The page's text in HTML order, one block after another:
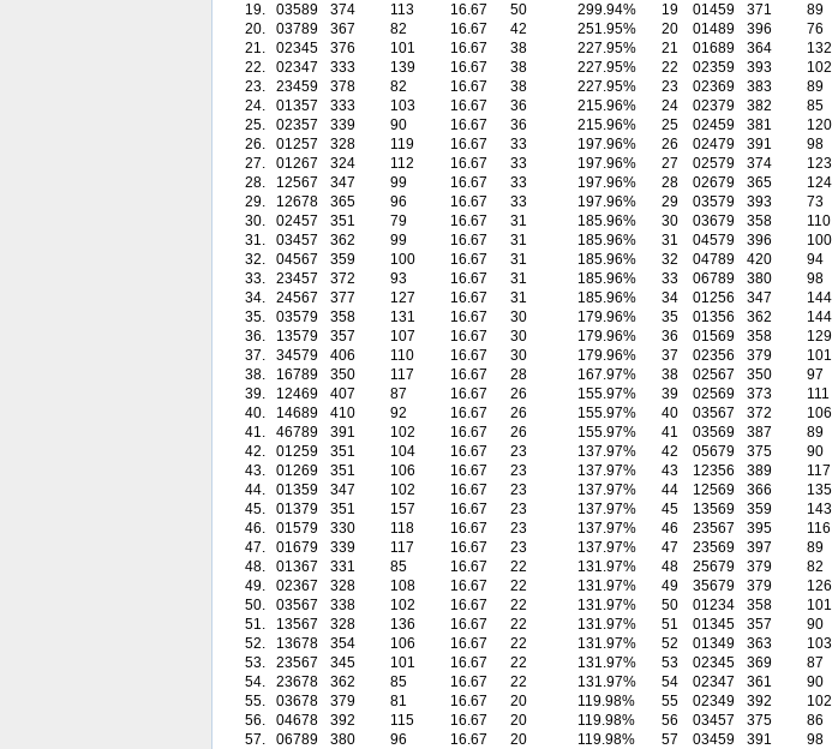
19.
03589 374 113 16.67 50
299.94%
20.
03789 367 82 16.67 42
251.95%
21.
02345 376 101 16.67 38
227.95%
22.
02347 333 139 16.67 38
227.95%
23.
23459 378 82 16.67 38
227.95%
24.
01357 333 103 16.67 36
215.96%
25.
02357 339 90 16.67 36
215.96%
26.
01257 328 119 16.67 33
197.96%
27.
01267 324 112 16.67 33
197.96%
28.
12567 347 99 16.67 33
197.96%
29.
12678 365 96 16.67 33
197.96%
30.
02457 351 79 16.67 31
185.96%
31.
03457 362 99 16.67 31
185.96%
32.
04567 359 100 16.67 31
185.96%
33.
23457 372 93 16.67 31
185.96%
34.
24567 377 127 16.67 31
185.96%
35.
03579 358 131 16.67 30
179.96%
36.
13579 357 107 16.67 30
179.96%
37.
34579 406 110 16.67 30
179.96%
38.
16789 350 117 16.67 28
167.97%
39.
12469 407 87 16.67 26
155.97%
40.
14689 410 92 16.67 26
155.97%
41.
46789 391 102 16.67 26
155.97%
42.
01259 351 104 16.67 23
137.97%
43.
01269 351 106 16.67 23
137.97%
44.
01359 347 102 16.67 23
137.97%
45.
01379 351 157 16.67 23
137.97%
46.
01579 330 118 16.67 23
137.97%
47.
01679 339 117 16.67 23
137.97%
48.
01367 331 85 16.67 22
131.97%
49.
02367 328 108 16.67 22
131.97%
50.
03567 338 102 16.67 22
131.97%
51.
13567 328 136 16.67 22
131.97%
52.
13678 354 106 16.67 22
131.97%
53.
23567 345 101 16.67 22
131.97%
54.
23678 362 85 16.67 22
131.97%
55.
03678 379 81 16.67 20
119.98%
56.
04678 392 115 16.67 20
119.98%
57.
06789 380 96 16.67 20
119.98%
19
01459 371 89
20
01489 396 76
21
01689 364 132
22
02359 393 102
23
02369 383 89
24
02379 382 85
25
02459 381 120
26
02479 391 98
27
02579 374 123
28
02679 365 124
29
03579 393 73
30
03679 358 110
31
04579 396 100
32
04789 420 94
33
06789 380 98
34
01256 347 144
35
01356 362 144
36
01569 358 129
37
02356 379 101
38
02567 350 97
39
02569 373 111
40
03567 372 106
41
03569 387 89
42
05679 375 90
43
12356 389 117
44
12569 366 135
45
13569 359 143
46
23567 395 116
47
23569 397 89
48
25679 379 82
49
35679 379 126
50
01234 358 101
51
01345 357 90
52
01349 363 103
53
02345 369 87
54
02347 361 90
55
02349 392 102
56
03457 375 86
57
03459 391 98